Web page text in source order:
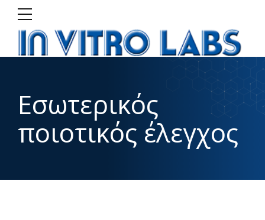
Εσωτερικός
ποιοτικός έλεγχος